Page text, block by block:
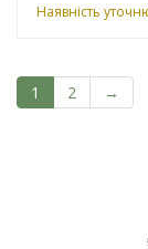
Наявність
1 2 →